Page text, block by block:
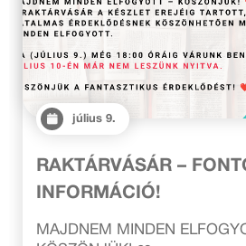
Pannit és Petit is várja már az
július 9.
RAKTÁRVÁSÁR –
INFORMÁCIÓ!
MAJDNEM MINDEN